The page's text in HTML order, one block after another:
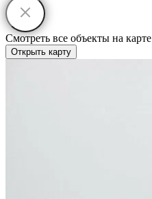
Смотреть все объекты на карте
Открыть карту